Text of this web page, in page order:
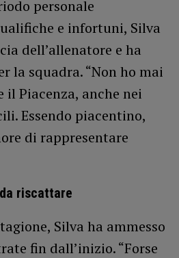
personale
e infortuni, Silva
dell’allenatore e ha
la squadra. “Non ho mai
il Piacenza, anche nei
Essendo piacentino,
di rappresentare
riscattare
Silva ha ammesso
fin dall’inizio. “Forse